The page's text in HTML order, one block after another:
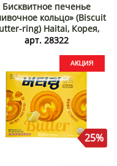
Бисквитное печенье
кольцо» (Biscuit
ring) Haitai, Корея,
194 г Акция
арт. 28322
25%